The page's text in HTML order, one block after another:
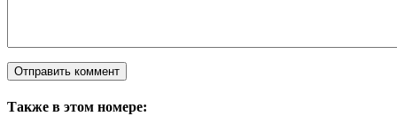
Также в этом номере: